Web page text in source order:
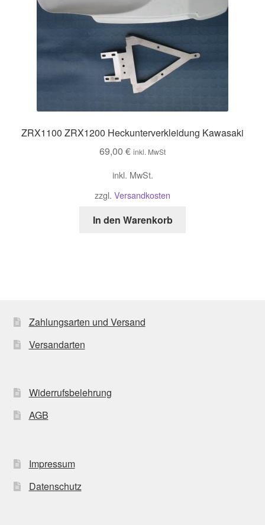
ZRX1100 ZRX1200 Heckunterverkleidung Kawasaki
69,00 € inkl. MwSt
inkl. MwSt.
zzgl. Versandkosten
In den Warenkorb
Zahlungsarten und Versand
Versandarten
Widerrufsbelehrung
AGB
Impressum
Datenschutz